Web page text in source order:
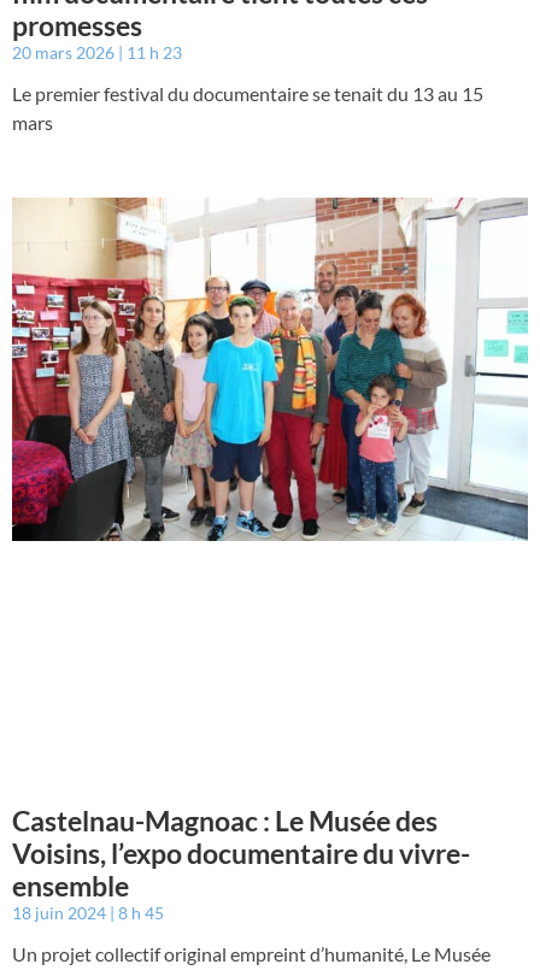
promesses
20 mars 2026 11 h 23
Le premier festival du documentaire se tenait du 13 au 15
mars
Castelnau-Magnoac : Le Musée des
Voisins, l’expo documentaire du vivre-
ensemble
18 juin 2024 8 h 45
Un projet collectif original empreint d’humanité, Le Musée